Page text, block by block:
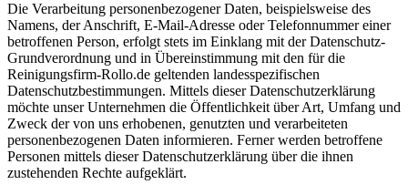
Die Verarbeitung personenbezogener Daten, beispielsweise des
Namens, der Anschrift, E-Mail-Adresse oder Telefonnummer einer
betroffenen Person, erfolgt stets im Einklang mit der Datenschutz-
Grundverordnung und in Übereinstimmung mit den für die
Reinigungsfirm-Rollo.de geltenden landesspezifischen
Datenschutzbestimmungen. Mittels dieser Datenschutzerklärung
möchte unser Unternehmen die Öffentlichkeit über Art, Umfang und
Zweck der von uns erhobenen, genutzten und verarbeiteten
personenbezogenen Daten informieren. Ferner werden betroffene
Personen mittels dieser Datenschutzerklärung über die ihnen
zustehenden Rechte aufgeklärt.